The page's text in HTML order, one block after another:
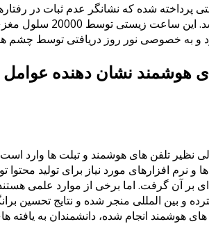
پرداخته شده که نشانگر عدم ثبات در
است و به طول روز 24 ساعته زمین
و به خصوصی نور روز دریافتی توسط چشم
نشان دهنده عوامل
نظیر تلفن های هوشمند و تبلت ها وارد است،
افزارهای مورد نیاز برای تولید محتوا
بر آن گرفت. اما برخی از موارد علمی
و بین المللی منجر شده و نتایج تحسین
هوشمند انجام شده، دانشمندان به یافته